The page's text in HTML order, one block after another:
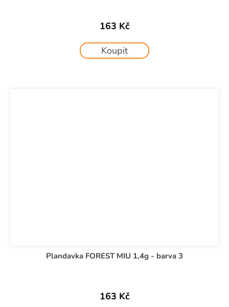
163 Kč
Koupit
Plandavka FOREST MIU 1,4g - barva 3
163 Kč